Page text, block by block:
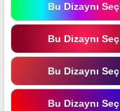
Bu Dizaynı Seç
Bu Dizaynı Seç
Bu Dizaynı Seç
Bu Dizaynı Seç